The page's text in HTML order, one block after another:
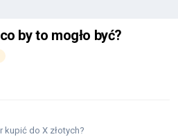
by to mogło być?
kupić do X złotych?